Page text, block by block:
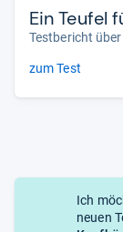
Ein Teufel
Testbericht
zum Test
Ich
neuen